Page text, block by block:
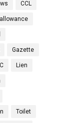
CCL
Gazette
Lien
Toilet